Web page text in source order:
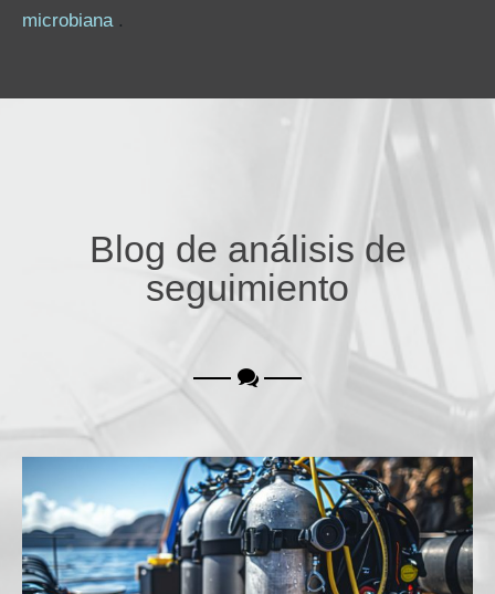
microbiana.
Blog de análisis de
seguimiento